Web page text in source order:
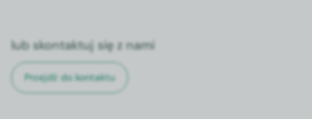
lub skontaktuj się z nami
Przejdź do kontaktu